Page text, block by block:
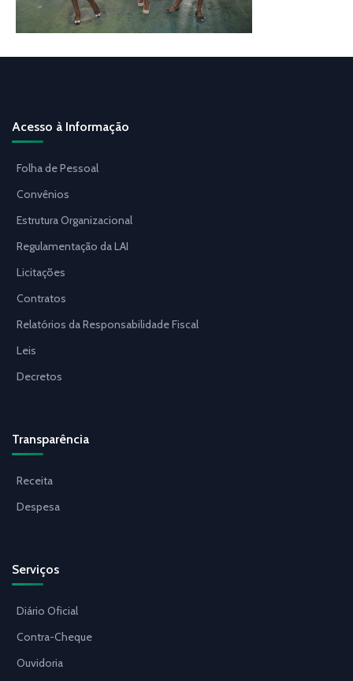
Acesso à Informação
Folha de Pessoal
Convênios
Estrutura Organizacional
Regulamentação da LAI
Licitações
Contratos
Relatórios da Responsabilidade Fiscal
Leis
Decretos
Transparência
Receita
Despesa
Serviços
Diário Oficial
Contra-Cheque
Ouvidoria